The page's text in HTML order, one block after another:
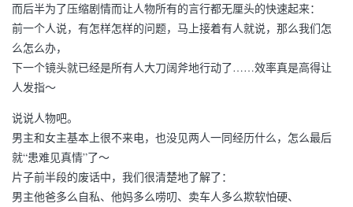
而后半为了压缩剧情而让人物所有的言行都无厘头的快速起来：
前一个人说，有怎样怎样的问题，马上接着有人就说，那么我们怎
么怎么办，
下一个镜头就已经是所有人大刀阔斧地行动了……效率真是高得让
人发指～
说说人物吧。
男主和女主基本上很不来电，也没见两人一同经历什么，怎么最后
就“患难见真情”了～
片子前半段的废话中，我们很清楚地了解了：
男主他爸多么自私、他妈多么唠叨、卖车人多么欺软怕硬、